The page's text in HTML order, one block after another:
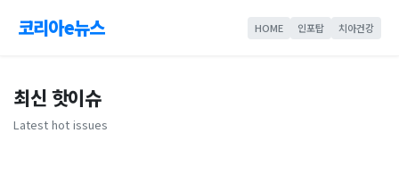
코리아e뉴스 HOME 인포탑 치아건강
최신 핫이슈
Latest hot issues